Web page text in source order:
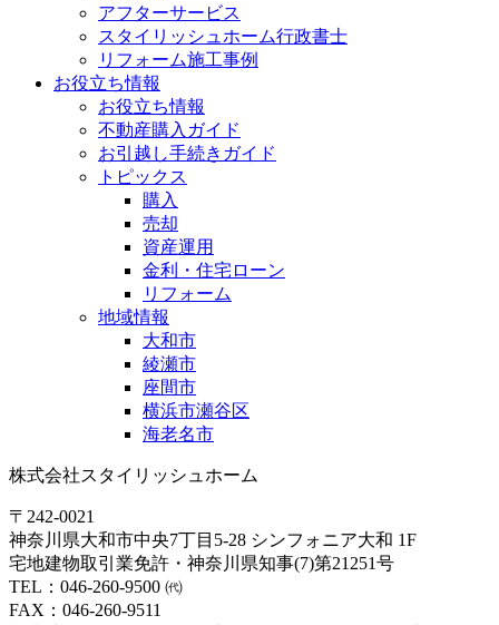
アフターサービス
スタイリッシュホーム行政書士
リフォーム施工事例
お役立ち情報
お役立ち情報
不動産購入ガイド
お引越し手続きガイド
トピックス
購入
売却
資産運用
金利・住宅ローン
リフォーム
地域情報
大和市
綾瀬市
座間市
横浜市瀬谷区
海老名市
株式会社スタイリッシュホーム
〒242-0021
神奈川県大和市中央7丁目5-28 シンフォニア大和 1F
宅地建物取引業免許・神奈川県知事(7)第21251号
TEL：046-260-9500 ㈹
FAX：046-260-9511